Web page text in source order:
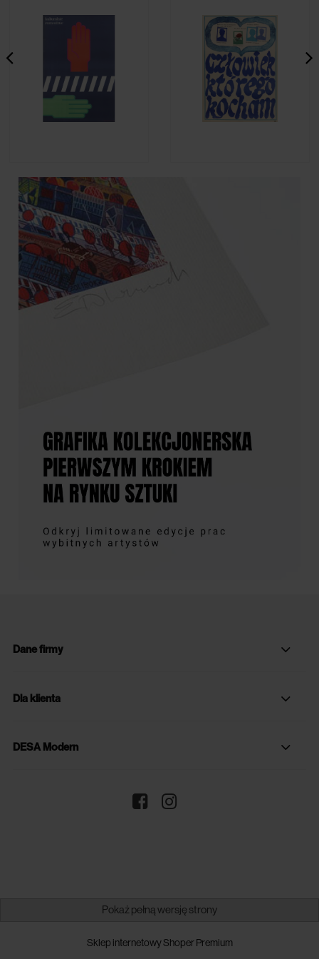
Leszek Hołdanowicz -
Kulturalnie rozważnie
490,00 zł
Dane firmy
Dla klienta
DESA Modern
Pokaż pełną wersję strony
Sklep internetowy Shoper Premium